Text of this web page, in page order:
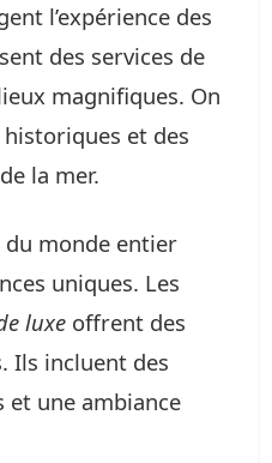
l’expérience des
des services de
magnifiques. On
et des
la mer.
du monde entier
uniques. Les
luxe offrent des
Ils incluent des
et une ambiance